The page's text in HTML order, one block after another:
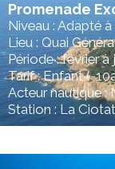
Promenade
Niveau : Adapté
Lieu : Quai
Période : février à
Tarif : Enfant (-
Acteur nautique :
Station : La Ciotat